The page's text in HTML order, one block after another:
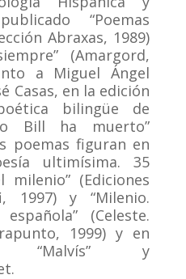
“Poemas
Abraxas, 1989)
(Amargord,
a Miguel Ángel
Casas, en la edición
bilingüe de
Bill ha muerto”
poemas figuran en
ultimísima. 35
(Ediciones
1997) y “Milenio.
(Celeste.
1999) y en
“Malvís” y